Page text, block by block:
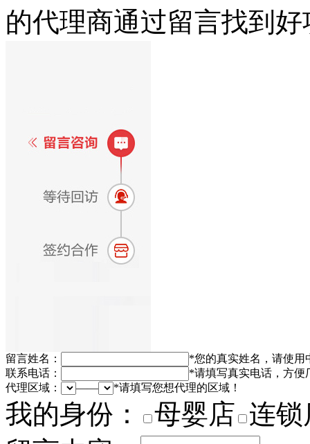
的代理商通过留言找到
留言姓名： *您的真实姓名，请使用
联系电话：
*请填写真实电话，方便
代理区域：
—— *请填写您想代理的区域！
我的身份： 母婴店 连锁